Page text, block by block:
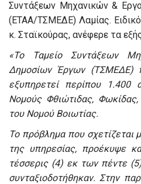
Συντάξεων Μηχανικών &
(ΕΤΑΑ/ΤΣΜΕΔΕ) Λαμίας.
κ. Σταϊκούρας, ανέφερε τα
«Το Ταμείο Συντάξεων
Δημοσίων Έργων (ΤΣΜΕΔΕ)
εξυπηρετεί περίπου 1.400
Νομούς Φθιώτιδας,
του Νομού Βοιωτίας.
Το πρόβλημα που σχετίζεται
της υπηρεσίας, προέκυψε
τέσσερις (4) εκ των πέντε
συνταξιοδοτήθηκαν. Στην